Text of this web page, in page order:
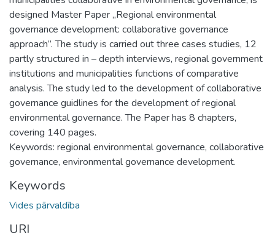
designed Master Paper ,,Regional environmental
governance development: collaborative governance
approach”. The study is carried out three cases studies, 12
partly structured in – depth interviews, regional government
institutions and municipalities functions of comparative
analysis. The study led to the development of collaborative
governance guidlines for the development of regional
environmental governance. The Paper has 8 chapters,
covering 140 pages.
Keywords: regional environmental governance, collaborative
governance, environmental governance development.
Keywords
Vides pārvaldība
URI